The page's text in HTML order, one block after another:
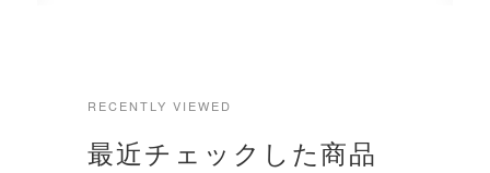
RECENTLY VIEWED
最近チェックした商品